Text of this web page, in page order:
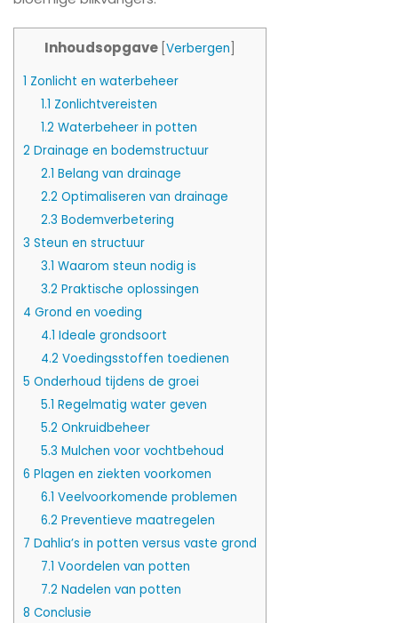
Inhoudsopgave Verbergen
1 Zonlicht en waterbeheer
1.1 Zonlichtvereisten
1.2 Waterbeheer in potten
2 Drainage en bodemstructuur
2.1 Belang van drainage
2.2 Optimaliseren van drainage
2.3 Bodemverbetering
3 Steun en structuur
3.1 Waarom steun nodig is
3.2 Praktische oplossingen
4 Grond en voeding
4.1 Ideale grondsoort
4.2 Voedingsstoffen toedienen
5 Onderhoud tijdens de groei
5.1 Regelmatig water geven
5.2 Onkruidbeheer
5.3 Mulchen voor vochtbehoud
6 Plagen en ziekten voorkomen
6.1 Veelvoorkomende problemen
6.2 Preventieve maatregelen
7 Dahlia’s in potten versus vaste grond
7.1 Voordelen van potten
7.2 Nadelen van potten
8 Conclusie